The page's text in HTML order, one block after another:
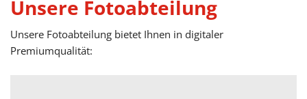
Unsere Fotoabteilung
Unsere Fotoabteilung bietet Ihnen in digitaler
Premiumqualität: